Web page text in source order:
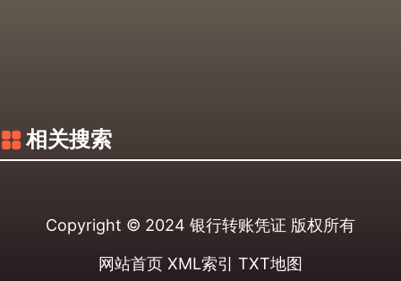
相关搜索
Copyright © 2024 银行转账凭证 版权所有
网站首页 XML索引 TXT地图